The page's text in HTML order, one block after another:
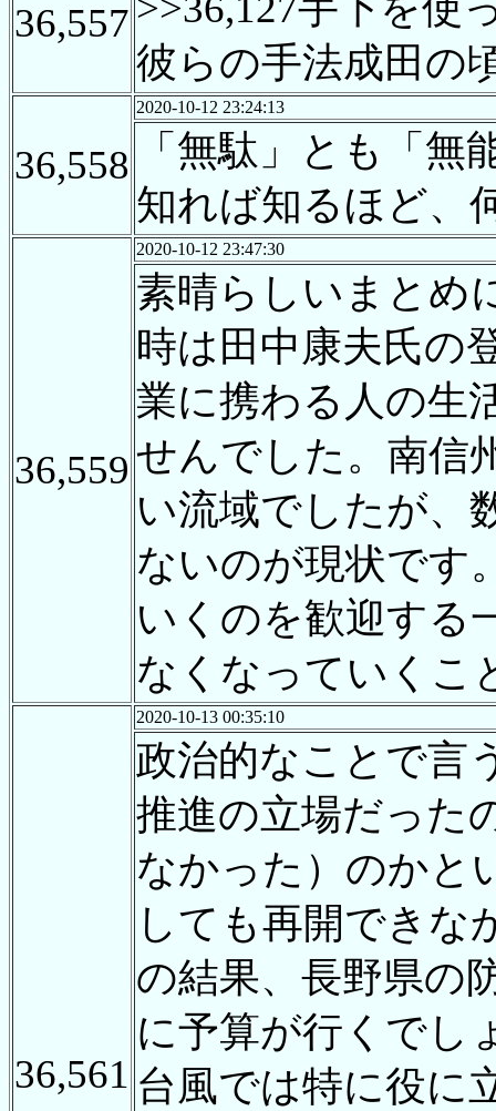
36,557
彼らの手法成田の
36,558
2020-10-12 23:24:13
「無駄」とも「
知れば知るほど、
36,559
2020-10-12 23:47:30
素晴らしいまとめ
時は田中康夫氏の
業に携わる人の生
せんでした。南信
い流域でしたが、
ないのが現状です
いくのを歓迎する
なくなっていくこ
36,561
2020-10-13 00:35:10
政治的なことで言
推進の立場だった
なかった）のかと
しても再開できな
の結果、長野県の
に予算が行くでし
台風では特に役に